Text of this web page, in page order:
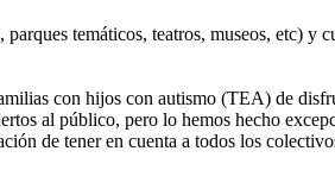
temáticos, teatros, museos, etc) y
con hijos con autismo (TEA) de
al público, pero lo hemos hecho
de tener en cuenta a todos los